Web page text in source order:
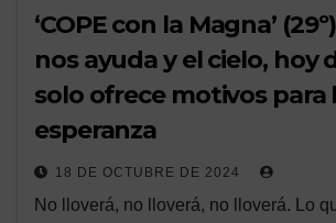
‘COPE con la Magna’
nos ayuda y el cielo, hoy
solo ofrece motivos para
esperanza
18 DE OCTUBRE DE 2024
No lloverá, no lloverá, no lloverá. Lo